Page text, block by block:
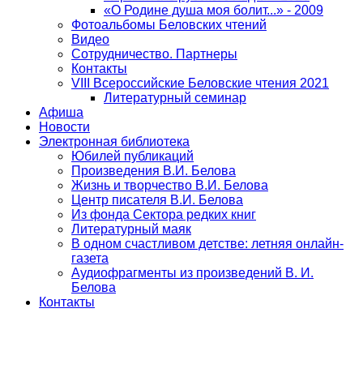
«О Родине душа моя болит...» - 2009
Фотоальбомы Беловских чтений
Видео
Сотрудничество. Партнеры
Контакты
VIII Всероссийские Беловские чтения 2021
Литературный семинар
Афиша
Новости
Электронная библиотека
Юбилей публикаций
Произведения В.И. Белова
Жизнь и творчество В.И. Белова
Центр писателя В.И. Белова
Из фонда Сектора редких книг
Литературный маяк
В одном счастливом детстве: летняя онлайн-
газета
Аудиофрагменты из произведений В. И.
Белова
Контакты